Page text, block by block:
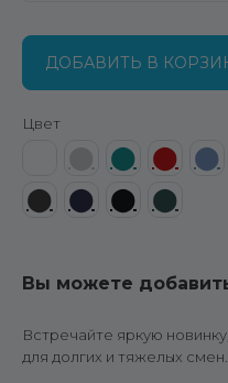
Цвет
⬤ ⬤ ⬤
⬤
⬤ ⬤ ⬤
Вы можете
Встречайте яркую
для долгих и тяжелых смен.
ДОБАВИТЬ В